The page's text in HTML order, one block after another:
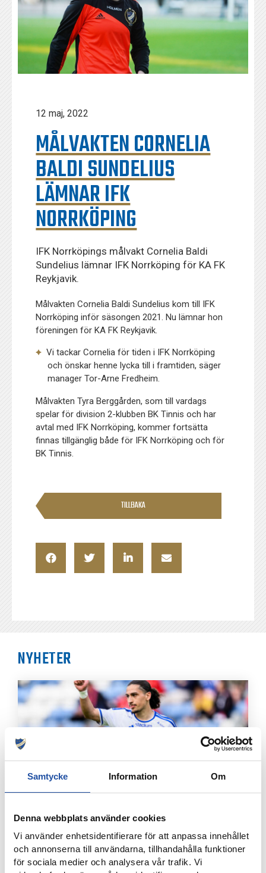
Samtycke Information Om
Denna webbplats använder cookies
Vi använder enhetsidentifierare för att anpassa innehållet
och annonserna till användarna, tillhandahålla funktioner
för sociala medier och analysera vår trafik. Vi
12 maj, 2022
MÅLVAKTEN CORNELIA
BALDI SUNDELIUS
LÄMNAR IFK
NORRKÖPING
IFK Norrköpings målvakt Cornelia Baldi
Sundelius lämnar IFK Norrköping för KA FK
Reykjavik.
Målvakten Cornelia Baldi Sundelius kom till IFK
Norrköping inför säsongen 2021. Nu lämnar hon
föreningen för KA FK Reykjavik.
Vi tackar Cornelia för tiden i IFK Norrköping
och önskar henne lycka till i framtiden, säger
manager Tor-Arne Fredheim.
Målvakten Tyra Berggården, som till vardags
spelar för division 2-klubben BK Tinnis och har
avtal med IFK Norrköping, kommer fortsätta
finnas tillgänglig både för IFK Norrköping och för
BK Tinnis.
TILLBAKA
NYHETER
7 AUGUSTI, 2026
ELIAS JEMALS BÄSTA TID PÅ KANTEN – “BARNDOMSDRÖM
ATT FÅ SPELA SÅ HÄR”